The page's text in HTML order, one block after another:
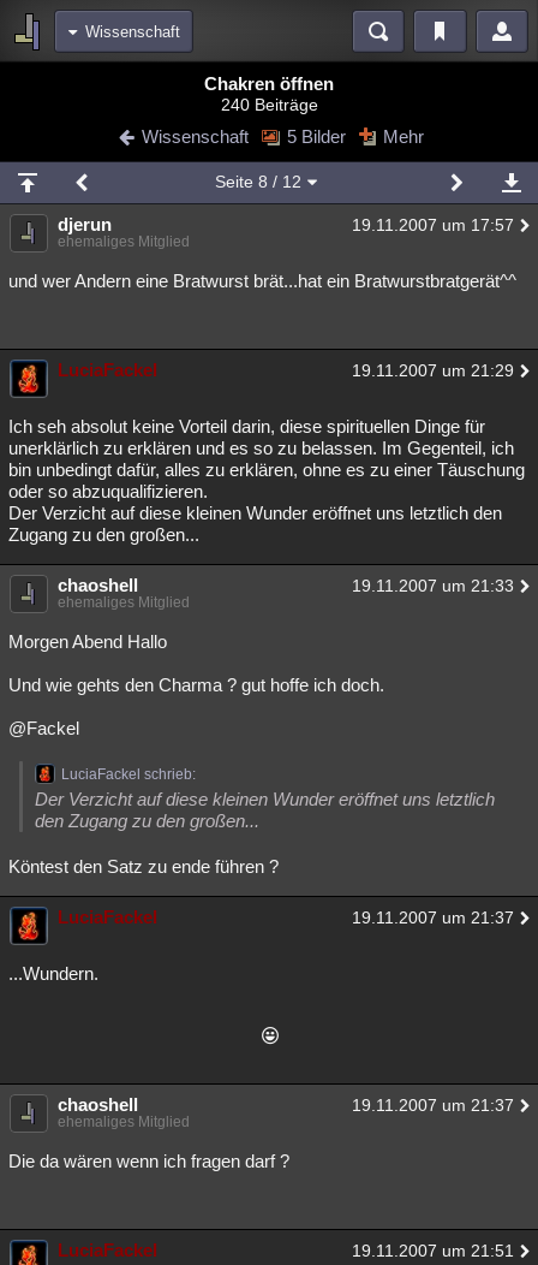
Wissenschaft
Blogs Videos
Chat Wiki Neuigkeiten
meine Rubriken
Menschen Mystery Kriminalfälle
Spiritualität Verschwörungen Technologie Ufologie
weitere Rubriken
Philosophie
Astronomie Helpdesk Gruppen Gaming Filme
Musik Clash Verbesserungen
Übersichten
Besucht Teilgenommen Alle Neue Geschlossen
Lesenswert Schlüsselwörter
Chakren öffnen
240 Beiträge
Wissenschaft 5 Bilder Mehr
Seite 8 / 12
djerun 19.11.2007 um 17:57
ehemaliges Mitglied
und wer Andern eine Bratwurst brät...hat ein Bratwurstbratgerät^^
LuciaFackel 19.11.2007 um 21:29
Ich seh absolut keine Vorteil darin, diese spirituellen Dinge für
unerklärlich zu erklären und es so zu belassen. Im Gegenteil, ich
bin unbedingt dafür, alles zu erklären, ohne es zu einer Täuschung
oder so abzuqualifizieren.
Der Verzicht auf diese kleinen Wunder eröffnet uns letztlich den
Zugang zu den großen...
chaoshell 19.11.2007 um 21:33
ehemaliges Mitglied
Morgen Abend Hallo
Und wie gehts den Charma ? gut hoffe ich doch.
@Fackel
LuciaFackel schrieb:
Der Verzicht auf diese kleinen Wunder eröffnet uns letztlich
den Zugang zu den großen...
Köntest den Satz zu ende führen ?
LuciaFackel 19.11.2007 um 21:37
...Wundern.
chaoshell 19.11.2007 um 21:37
ehemaliges Mitglied
Die da wären wenn ich fragen darf ?
LuciaFackel 19.11.2007 um 21:51